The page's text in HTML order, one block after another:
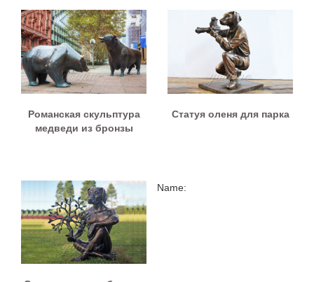
Романская скульптура
медведи из бронзы
Статуя оленя для парка
Name: